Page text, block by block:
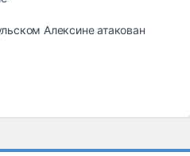
Алексине атакован